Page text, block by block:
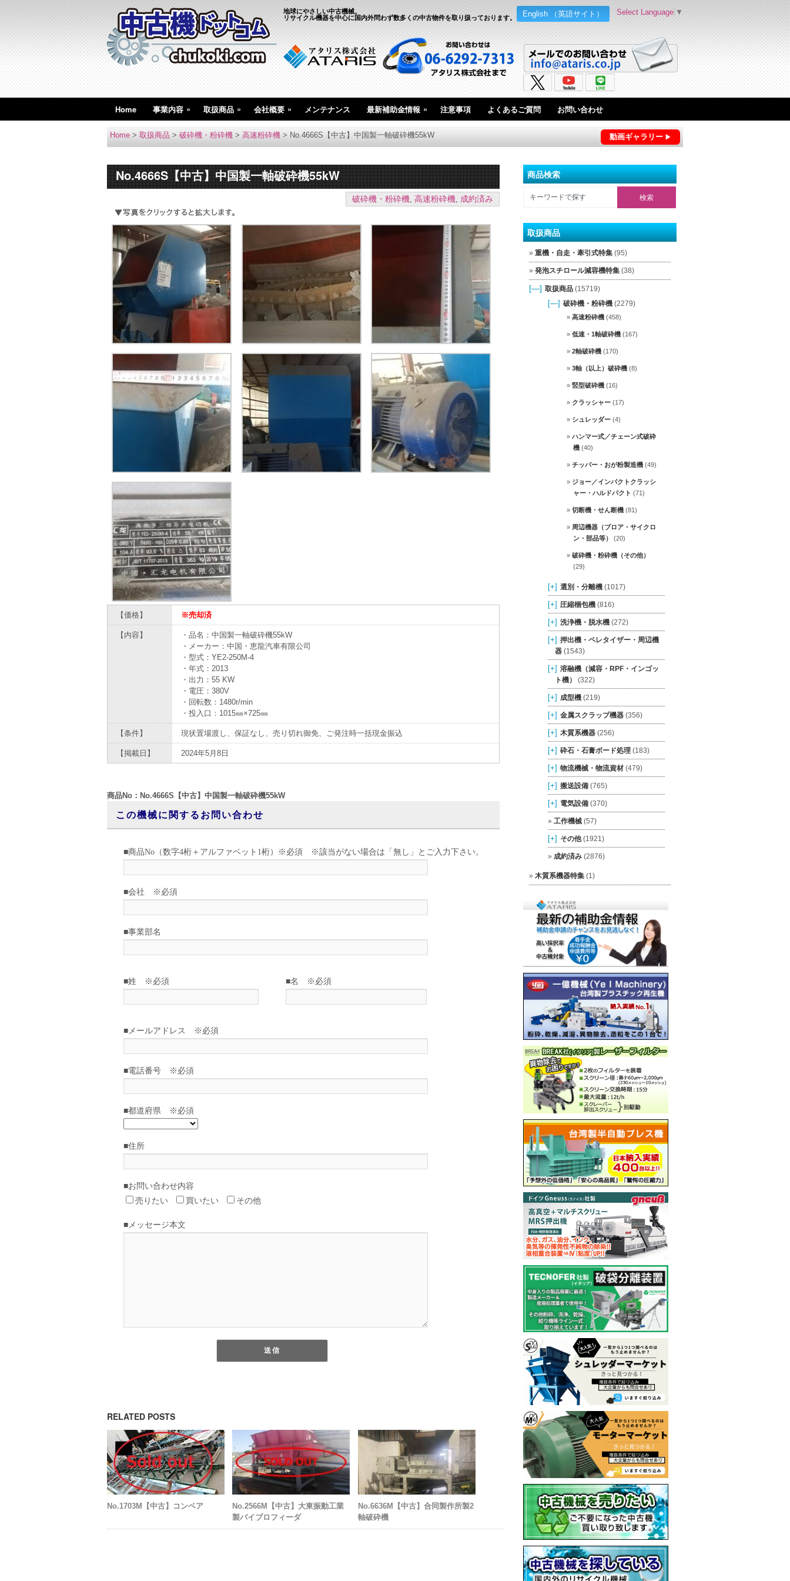
English （英語サイト）
地球にやさしい中古機械。
リサイクル機器を中心に国内外問わず数多くの中古物件を取り扱っております。
Select Language ▼
Home 事業内容 » 取扱商品 » 会社概要 » メンテナンス 最新補助金情報 » 注意事項 よくあるご質問 お問い合わせ
動画ギャラリー
Home > 取扱商品 > 破砕機・粉砕機 > 高速粉砕機 > No.4666S【中古】中国製一軸破砕機55kW
No.4666S【中古】中国製一軸破砕機55kW
破砕機・粉砕機,高速粉砕機, 成約済み
【価格】 ※売却済
【内容】
・品名：中国製一軸破砕機55kW
・メーカー：中国・恵龍汽車有限公司
・型式：YE2-250M-4
・年式：2013
・出力：55 KW
・電圧：380V
・回転数：1480r/min
・投入口：1015㎜×725㎜
【条件】 現状置場渡し、保証なし、売り切れ御免、ご発注時一括現金振込
【掲載日】 2024年5月8日
商品No：No.4666S【中古】中国製一軸破砕機55kW
この機械に関するお問い合わせ
RELATED POSTS
No.1703M【中古】コンベア
No.2566M【中古】大東振動工業
製バイブロフィーダ
No.6636M【中古】合同製作所製2
軸破砕機
商品検索
取扱商品
重機・自走・牽引式特集(95)
発泡スチロール減容機特集(38)
[—] 取扱商品(15719)
[—] 破砕機・粉砕機(2279)
高速粉砕機(458)
低速・1軸破砕機(167)
2軸破砕機(170)
3軸（以上）破砕機(8)
竪型破砕機(16)
クラッシャー(17)
シュレッダー(4)
ハンマー式／チェーン式破砕
機(40)
チッパー・おが粉製造機(49)
ジョー／インパクトクラッシ
ャー・ハルドパクト (71)
切断機・せん断機(81)
周辺機器（ブロア・サイクロ
ン・部品等）
(20)
破砕機・粉砕機（その他）
(29)
[+] 選別・分離機(1017)
[+] 圧縮梱包機(816)
[+] 洗浄機・脱水機(272)
[+] 押出機・ペレタイザー・周辺機
器(1543)
[+] 溶融機（減容・RPF・インゴッ
ト機）
(322)
[+] 成型機(219)
[+] 金属スクラップ機器(356)
[+] 木質系機器(256)
[+] 砕石・石膏ボード処理(183)
[+] 物流機械・物流資材(479)
[+] 搬送設備(765)
[+] 電気設備(370)
工作機械(57)
[+] その他(1921)
成約済み(2876)
木質系機器特集(1)